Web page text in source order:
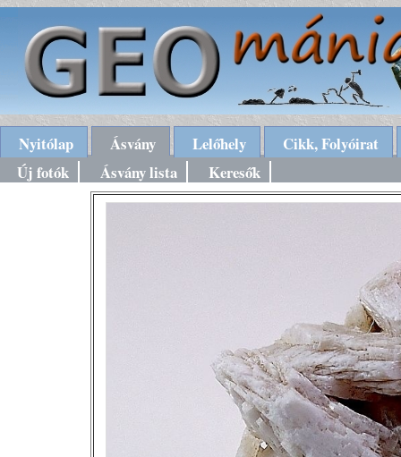
Nyitólap Ásvány Lelőhely
Cikk, Folyóirat
Új fotók
Ásvány lista Keresők